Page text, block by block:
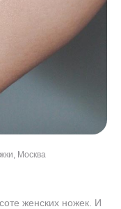
Москва
женских ножек. И